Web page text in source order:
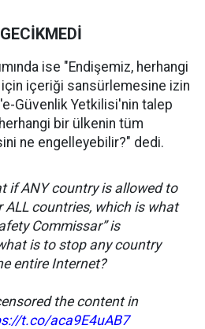
ise "Endişemiz, herhangi
içeriği sansürlemesine izin
Güvenlik Yetkilisi'nin talep
bir ülkenin tüm
ne engelleyebilir?" dedi.
if ANY country is allowed to
countries, which is what
Commissar” is
is to stop any country
entire Internet?
the content in
t.co/aca9E4uAB7